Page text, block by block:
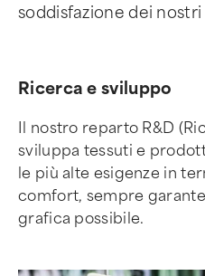
soddisfazione dei
Ricerca e sviluppo
Il nostro reparto R&D
sviluppa tessuti e
le più alte esigenze in
comfort, sempre
grafica possibile.